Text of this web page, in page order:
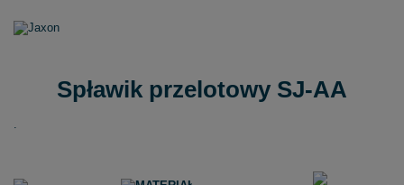
Spławik przelotowy SJ-AA
.